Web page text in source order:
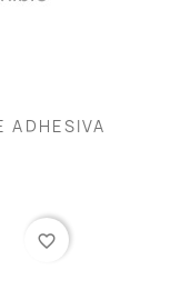
ADHESIVA
favorite_border